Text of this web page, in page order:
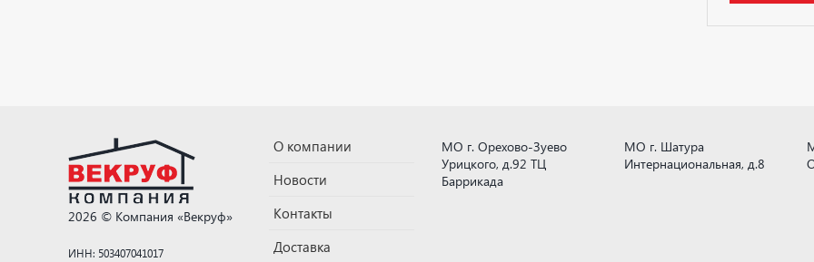
2026 © Компания «Векруф»
ИНН: 503407041017
О компании
Новости
Контакты
Доставка
МО г. Орехово-Зуево
Урицкого, д.92 ТЦ
Баррикада
МО г. Шатура
Интернациональная, д.8